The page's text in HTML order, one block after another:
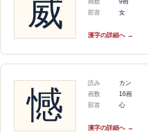
威
画数
9画
部首
女
漢字の詳細へ →
憾
読み
カン
画数
16画
部首
心
漢字の詳細へ →